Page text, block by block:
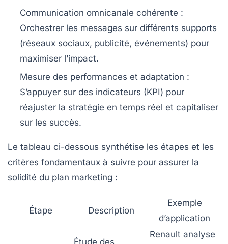
Communication omnicanale cohérente :
Orchestrer les messages sur différents supports
(réseaux sociaux, publicité, événements) pour
maximiser l’impact.
Mesure des performances et adaptation :
S’appuyer sur des indicateurs (KPI) pour
réajuster la stratégie en temps réel et capitaliser
sur les succès.
Le tableau ci-dessous synthétise les étapes et les
critères fondamentaux à suivre pour assurer la
solidité du plan marketing :
Étape Description
Exemple
d’application
Renault analyse